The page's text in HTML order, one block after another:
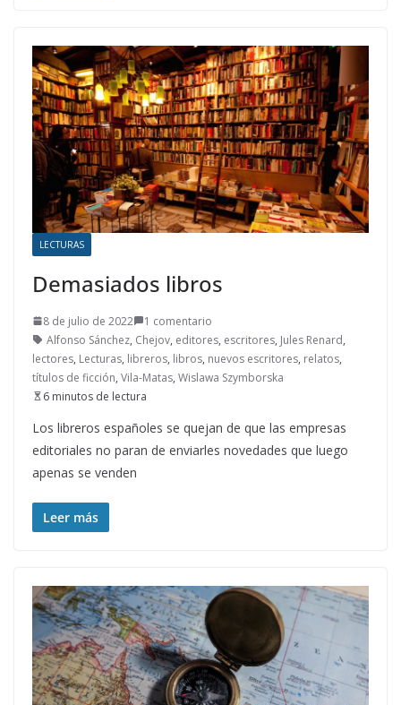
LECTURAS
Demasiados libros
8 de julio de 2022
1 comentario
Alfonso Sánchez, Chejov, editores, escritores, Jules Renard,
lectores, Lecturas, libreros, libros, nuevos escritores, relatos,
títulos de ficción, Vila-Matas, Wislawa Szymborska
6 minutos de lectura
Los libreros españoles se quejan de que las empresas
editoriales no paran de enviarles novedades que luego
apenas se venden
Leer más